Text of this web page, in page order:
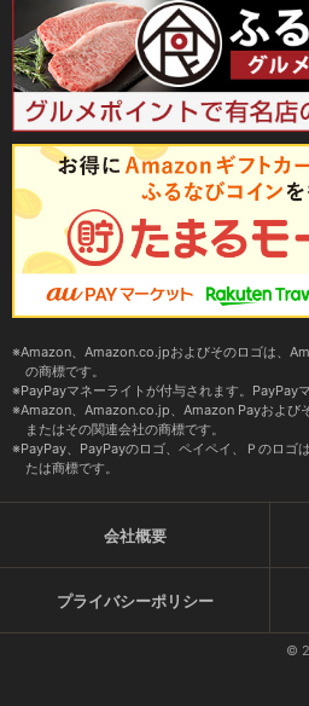
Amazon、Amazon.co.jpおよびそのロゴは、
の商標です。
PayPayマネーライトが付与されます。PayPay
Amazon、Amazon.co.jp、Amazon Payおよび
またはその関連会社の商標です。
PayPay、PayPayのロゴ、ペイペイ、Ｐのロゴ
たは商標です。
会社概要
プライバシーポリシー
©